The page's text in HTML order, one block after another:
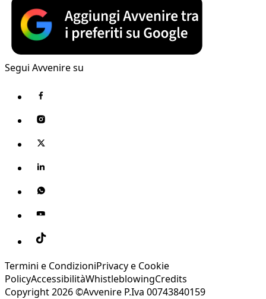
Segui Avvenire su
Termini e CondizioniPrivacy e Cookie
PolicyAccessibilitàWhistleblowingCredits
Copyright 2026 ©Avvenire P.Iva 00743840159